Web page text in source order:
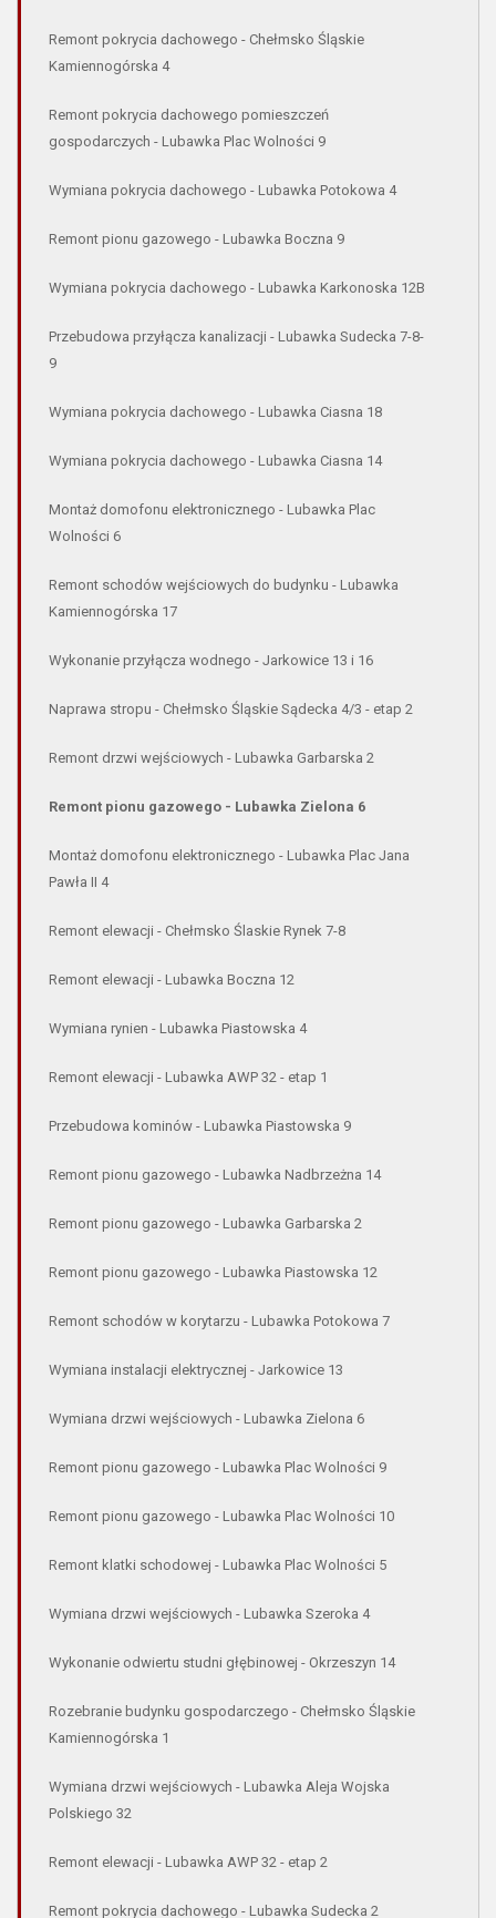
Remont pokrycia dachowego - Chełmsko Śląskie
Kamiennogórska 4
Remont pokrycia dachowego pomieszczeń
gospodarczych - Lubawka Plac Wolności 9
Wymiana pokrycia dachowego - Lubawka Potokowa 4
Remont pionu gazowego - Lubawka Boczna 9
Wymiana pokrycia dachowego - Lubawka Karkonoska 12B
Przebudowa przyłącza kanalizacji - Lubawka Sudecka 7-8-
9
Wymiana pokrycia dachowego - Lubawka Ciasna 18
Wymiana pokrycia dachowego - Lubawka Ciasna 14
Montaż domofonu elektronicznego - Lubawka Plac
Wolności 6
Remont schodów wejściowych do budynku - Lubawka
Kamiennogórska 17
Wykonanie przyłącza wodnego - Jarkowice 13 i 16
Naprawa stropu - Chełmsko Śląskie Sądecka 4/3 - etap 2
Remont drzwi wejściowych - Lubawka Garbarska 2
Remont pionu gazowego - Lubawka Zielona 6
Montaż domofonu elektronicznego - Lubawka Plac Jana
Pawła II 4
Remont elewacji - Chełmsko Ślaskie Rynek 7-8
Remont elewacji - Lubawka Boczna 12
Wymiana rynien - Lubawka Piastowska 4
Remont elewacji - Lubawka AWP 32 - etap 1
Przebudowa kominów - Lubawka Piastowska 9
Remont pionu gazowego - Lubawka Nadbrzeżna 14
Remont pionu gazowego - Lubawka Garbarska 2
Remont pionu gazowego - Lubawka Piastowska 12
Remont schodów w korytarzu - Lubawka Potokowa 7
Wymiana instalacji elektrycznej - Jarkowice 13
Wymiana drzwi wejściowych - Lubawka Zielona 6
Remont pionu gazowego - Lubawka Plac Wolności 9
Remont pionu gazowego - Lubawka Plac Wolności 10
Remont klatki schodowej - Lubawka Plac Wolności 5
Wymiana drzwi wejściowych - Lubawka Szeroka 4
Wykonanie odwiertu studni głębinowej - Okrzeszyn 14
Rozebranie budynku gospodarczego - Chełmsko Śląskie
Kamiennogórska 1
Wymiana drzwi wejściowych - Lubawka Aleja Wojska
Polskiego 32
Remont elewacji - Lubawka AWP 32 - etap 2
Remont pokrycia dachowego - Lubawka Sudecka 2